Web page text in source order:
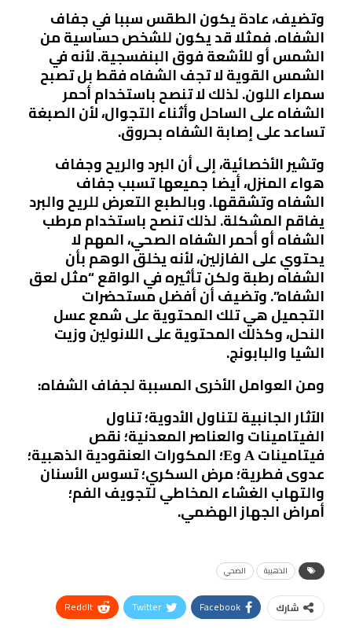
وتضيف، عادة يكون الطقس سببا في جفاف
الشفاه. فمثلا قد يكون للشخص حساسية من
الشمس أو للأشعة فوق البنفسجية. لأنه في
الشمس القوية لا تجف الشفاه فقط بل تصبح
سمراء اللون. لذلك لا تنصح باستخدام أحمر
الشفاه على الساحل وأثناء التجوال، لأن الصبغة
تساعد على إصابة الشفاه بحروق.
وتشير الأخصائية، إلى أن البرد والريح وجفاف
هواء المنزل، أيضا جميعها تسبب جفاف
الشفاه وتشققها. وبالطبع التعرض للريح والبرد
يفاقم المشكلة. لذلك تنصح باستخدام مرطب
الشفاه أو أحمر الشفاه الصحي، المهم لا
يحتوي على الفازلين، لأنه يخلق الوهم بأن
الشفاه رطبة ولكن تأثيره في الواقع “مثل لعق
الشفاه”. وتضيف أن أفضل مستحضرات
التجميل هي تلك المحتوية على شمع عسل
النحل، وكذلك المحتوية على اللانولين وزيت
الشيا والبابونج.
ومن العوامل الأخرى المسببة لجفاف الشفاه:
الآثار الجانبية لتناول الأدوية؛ تناول
الفيتامينات والعناصر المعدنية؛ نقص
فيتامينات А وЕ؛ المكورات العنقودية الذهبية؛
عدوى فطرية؛ مرض السكري؛ تسوس الأسنان
والتهاب الغشاء المخاطي لتجويف الفم؛
أمراض الجهاز الهضمي.
الذهبية الصحي
شارك Facebook
Twitter
ReddIt